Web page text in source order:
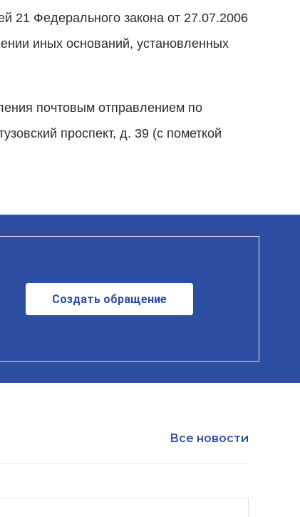
21 Федерального закона от 27.07.2006
иных оснований, установленных
почтовым отправлением по
проспект, д. 39 (с пометкой
Создать обращение
Все новости